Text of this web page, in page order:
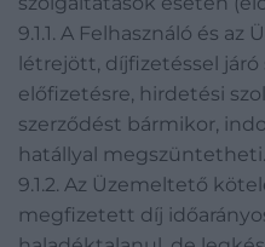
9.1.1. A Felhasználó és
létrejött, díjfizetéssel
előfizetésre, hirdetési
szerződést bármikor,
hatállyal megszüntetheti.
9.1.2. Az Üzemeltető
megfizetett díj